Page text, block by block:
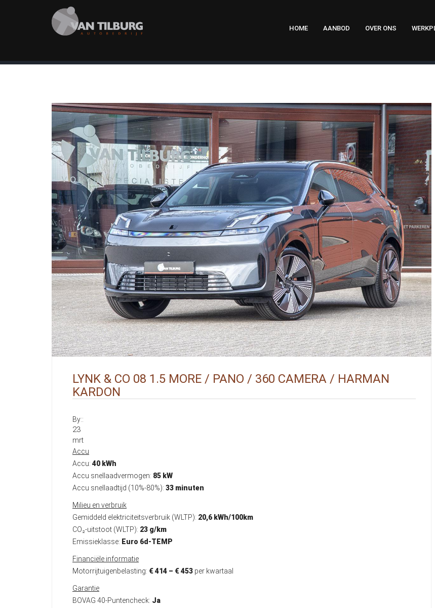
HOME AANBOD OVER ONS
LYNK & CO 08 1.5 MORE / PANO / 360 CAMERA / HARMAN
KARDON
By::
23
mrt
Accu
Accu: 40 kWh
Accu snellaadvermogen: 85 kW
Accu snellaadtijd (10%-80%): 33 minuten
Milieu en verbruik
Gemiddeld elektriciteitsverbruik (WLTP): 20,6 kWh/100km
CO₂-uitstoot (WLTP): 23 g/km
Emissieklasse: Euro 6d-TEMP
Financiële informatie
Motorrijtuigenbelasting: € 414 – € 453 per kwartaal
Garantie
BOVAG 40-Puntencheck: Ja